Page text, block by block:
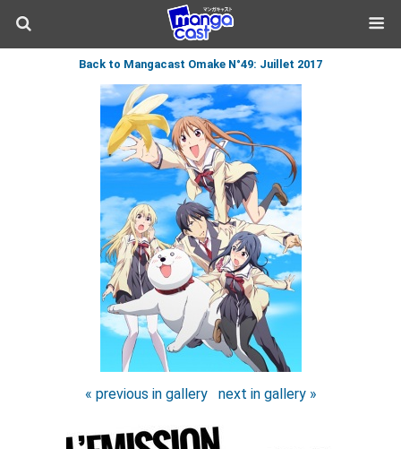
Back to Mangacast Omake N°49: Juillet 2017
« previous in gallery next in gallery »